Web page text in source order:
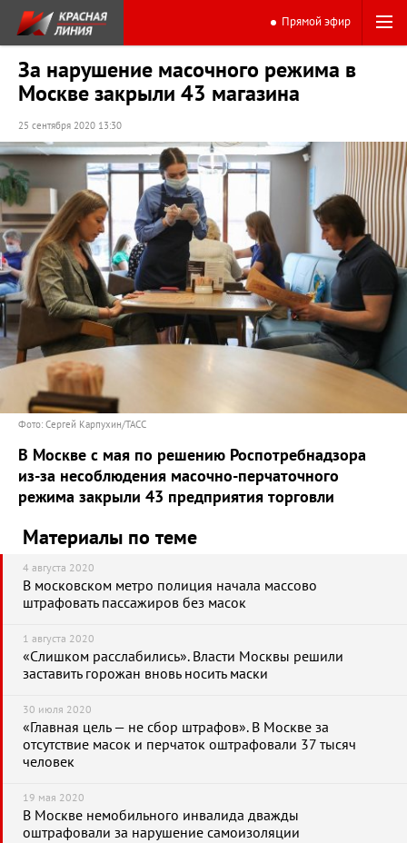
Прямой эфир
За нарушение масочного режима в
Москве закрыли 43 магазина
25 сентября 2020 13:30
Фото: Сергей Карпухин/ТАСС
В Москве с мая по решению Роспотребнадзора
из-за несоблюдения масочно-перчаточного
режима закрыли 43 предприятия торговли
Материалы по теме
4 августа 2020
В московском метро полиция начала массово
штрафовать пассажиров без масок
1 августа 2020
«Слишком расслабились». Власти Москвы решили
заставить горожан вновь носить маски
30 июля 2020
«Главная цель — не сбор штрафов». В Москве за
отсутствие масок и перчаток оштрафовали 37 тысяч
человек
19 мая 2020
В Москве немобильного инвалида дважды
оштрафовали за нарушение самоизоляции